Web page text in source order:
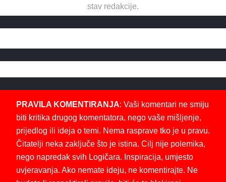
stav redakcije.
PRAVILA KOMENTIRANJA: Vaši komentari ne smiju
biti kritika drugog komentatora, nego vaše mišljenje,
prijedlog ili ideja o temi. Nema rasprave tko je u pravu.
Čitatelji neka zaključe što je istina. Cilj nije polemika,
nego napredak svih Logičara. Inspiracija, umjesto
uvjeravanja. Ako nemate ideju, ne komentirajte. Ne